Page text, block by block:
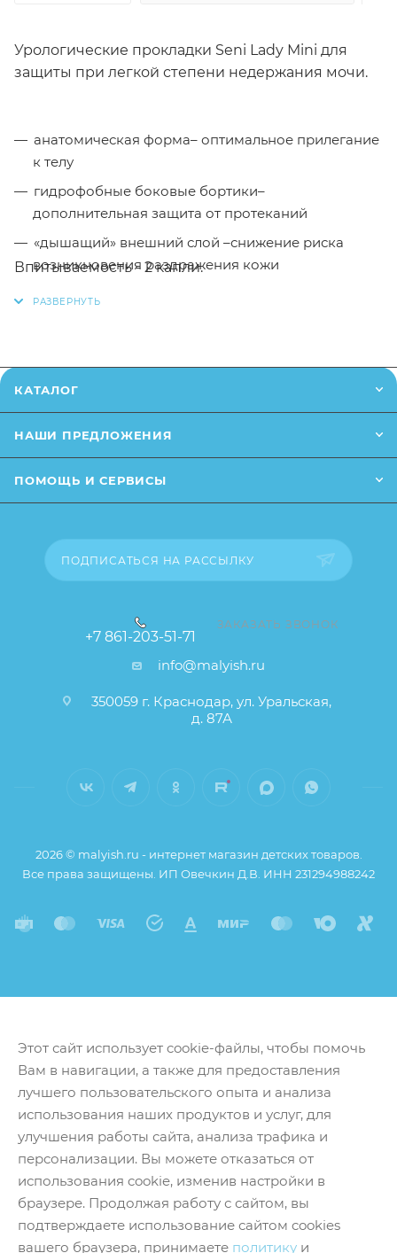
Урологические прокладки Seni Lady Mini для
защиты при легкой степени недержания мочи.
анатомическая форма– оптимальное прилегание
к телу
гидрофобные боковые бортики–
дополнительная защита от протеканий
«дышащий» внешний слой –снижение риска
возникновения раздражения кожи
суперабсорбентом– высокая впитываемость и
нейтрализация неприятного запаха
широкая клеевая полоса –легкое и надежное
крепление к белью
Впитываемость - 2 капли.
КАТАЛОГ
НАШИ ПРЕДЛОЖЕНИЯ
ПОМОЩЬ И СЕРВИСЫ
ПОДПИСАТЬСЯ НА РАССЫЛКУ
+7 861-203-51-71
ЗАКАЗАТЬ ЗВОНОК
info@malyish.ru
350059 г. Краснодар, ул. Уральская,
д. 87А
2026 © malyish.ru - интернет магазин детских товаров.
Все права защищены. ИП Овечкин Д.В. ИНН 231294988242
Этот сайт использует cookie-файлы, чтобы помочь
Вам в навигации, а также для предоставления
лучшего пользовательского опыта и анализа
использования наших продуктов и услуг, для
улучшения работы сайта, анализа трафика и
персонализации. Вы можете отказаться от
использования cookie, изменив настройки в
браузере. Продолжая работу с сайтом, вы
подтверждаете использование сайтом cookies
вашего браузера, принимаете политику и